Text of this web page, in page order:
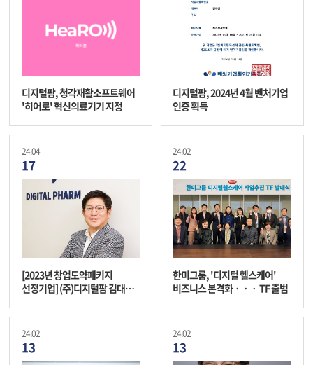
디지털팜, 청각재활소프트웨어
'히어로' 혁신의료기기 지정
디지털팜, 2024년 4월 벤처기업
인증 획득
24.04
17
[2023년 창업도약패키지
선정기업] (주)디지털팜 김대진
24.02
22
한미그룹, '디지털 헬스케어'
비즈니스 본격화ㆍㆍㆍ TF 출범
24.02
13
24.02
13